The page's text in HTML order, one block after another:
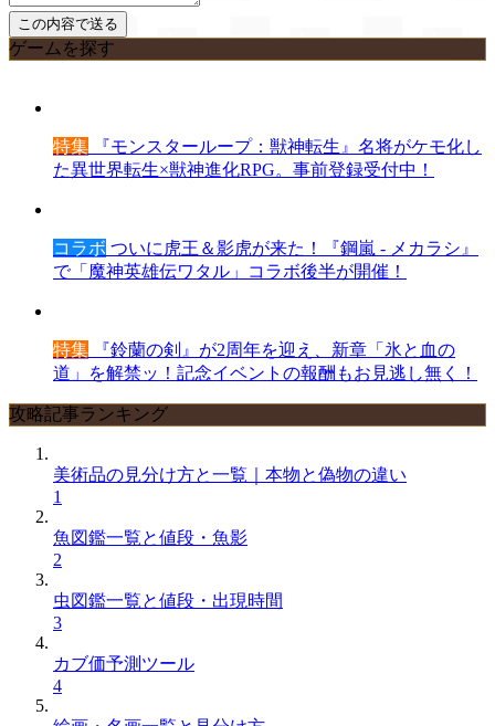
ゲームを探す
特集 『モンスターループ：獣神転生』名将がケモ化し
た異世界転生×獣神進化RPG。事前登録受付中！
コラボ ついに虎王＆影虎が来た！『鋼嵐 - メカラシ』
で「魔神英雄伝ワタル」コラボ後半が開催！
特集 『鈴蘭の剣』が2周年を迎え、新章「氷と血の
道」を解禁ッ！記念イベントの報酬もお見逃し無く！
攻略記事ランキング
美術品の見分け方と一覧｜本物と偽物の違い
1
魚図鑑一覧と値段・魚影
2
虫図鑑一覧と値段・出現時間
3
カブ価予測ツール
4